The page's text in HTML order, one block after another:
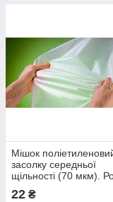
Мішок
засолку середньої
щільності (70 мкм).
22 ₴